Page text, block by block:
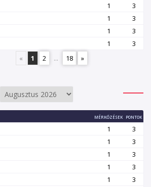
1
3
1
3
1
3
1
3
«
1 2 ... 18 »
MÉRKŐZÉSEK PONTOK
1
3
1
3
1
3
1
3
1
3